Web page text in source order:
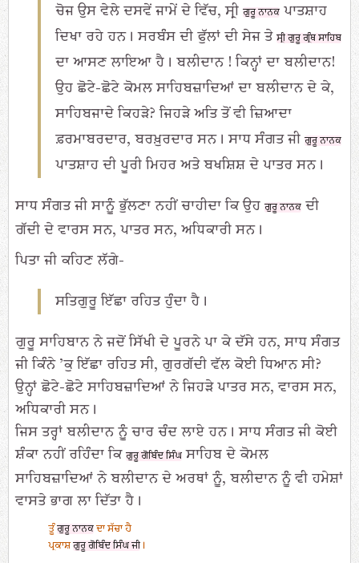
ਚੋਜ ਉਸ ਵੇਲੇ ਦਸਵੇਂ ਜਾਮੇਂ ਦੇ ਵਿੱਚ, ਸ੍ਰੀ ਗੁਰੂ ਨਾਨਕਪਾਤਸ਼ਾਹ
ਦਿਖਾ ਰਹੇ ਹਨ। ਸਰਬੰਸ ਦੀ ਫੁੱਲਾਂ ਦੀ ਸੇਜ ਤੇ ਸ੍ਰੀ ਗੁਰੂ ਗ੍ਰੰਥ ਸਾਹਿਬ
ਦਾ ਆਸਣ ਲਾਇਆ ਹੈ। ਬਲੀਦਾਨ ! ਕਿਨ੍ਹਾਂ ਦਾ ਬਲੀਦਾਨ!
ਉਹ ਛੋਟੇ-ਛੋਟੇ ਕੋਮਲ ਸਾਹਿਬਜ਼ਾਦਿਆਂ ਦਾ ਬਲੀਦਾਨ ਦੇ ਕੇ,
ਸਾਹਿਬਜਾਦੇ ਕਿਹੜੇ? ਜਿਹੜੇ ਅਤਿ ਤੋਂ ਵੀ ਜ਼ਿਆਦਾ
ਫ਼ਰਮਾਬਰਦਾਰ, ਬਰਖ਼ੁਰਦਾਰ ਸਨ। ਸਾਧ ਸੰਗਤ ਜੀ ਗੁਰੂ ਨਾਨਕ
ਪਾਤਸ਼ਾਹ ਦੀ ਪੂਰੀ ਮਿਹਰ ਅਤੇ ਬਖਸ਼ਿਸ਼ ਦੇ ਪਾਤਰ ਸਨ।
ਸਾਧ ਸੰਗਤ ਜੀ ਸਾਨੂੰ ਭੁੱਲਣਾ ਨਹੀਂ ਚਾਹੀਦਾ ਕਿ ਉਹਗੁਰੂ ਨਾਨਕ ਦੀ
ਗੱਦੀ ਦੇ ਵਾਰਸ ਸਨ, ਪਾਤਰ ਸਨ, ਅਧਿਕਾਰੀ ਸਨ।
ਪਿਤਾ ਜੀ ਕਹਿਣ ਲੱਗੇ-
ਸਤਿਗੁਰੂ ਇੱਛਾ ਰਹਿਤ ਹੁੰਦਾ ਹੈ।
ਗੁਰੂ ਸਾਹਿਬਾਨ ਨੇ ਜਦੋਂ ਸਿੱਖੀ ਦੇ ਪੂਰਨੇ ਪਾ ਕੇ ਦੱਸੇ ਹਨ, ਸਾਧ ਸੰਗਤ
ਜੀ ਕਿੰਨੇ ’ਕੁ ਇੱਛਾ ਰਹਿਤ ਸੀ, ਗੁਰਗੱਦੀ ਵੱਲ ਕੋਈ ਧਿਆਨ ਸੀ?
ਉਨ੍ਹਾਂ ਛੋਟੇ-ਛੋਟੇ ਸਾਹਿਬਜ਼ਾਦਿਆਂ ਨੇ ਜਿਹੜੇ ਪਾਤਰ ਸਨ, ਵਾਰਸ ਸਨ,
ਅਧਿਕਾਰੀ ਸਨ।
ਜਿਸ ਤਰ੍ਹਾਂ ਬਲੀਦਾਨ ਨੂੰ ਚਾਰ ਚੰਦ ਲਾਏ ਹਨ। ਸਾਧ ਸੰਗਤ ਜੀ ਕੋਈ
ਸ਼ੰਕਾ ਨਹੀਂ ਰਹਿੰਦਾ ਕਿਗੁਰੂ ਗੋਬਿੰਦ ਸਿੰਘ ਸਾਹਿਬ ਦੇ ਕੋਮਲ
ਸਾਹਿਬਜ਼ਾਦਿਆਂ ਨੇ ਬਲੀਦਾਨ ਦੇ ਅਰਥਾਂ ਨੂੰ, ਬਲੀਦਾਨ ਨੂੰ ਵੀ ਹਮੇਸ਼ਾਂ
ਵਾਸਤੇ ਭਾਗ ਲਾ ਦਿੱਤਾ ਹੈ।
ਤੂੰਗੁਰੂ ਨਾਨਕ ਦਾ ਸੱਚਾ ਹੈ
ਪ੍ਰਕਾਸ਼ਗੁਰੂ ਗੋਬਿੰਦ ਸਿੰਘ ਜੀ